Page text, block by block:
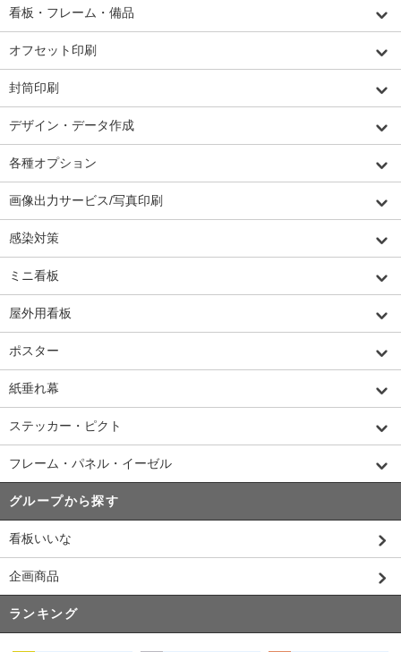
看板・フレーム・備品
オフセット印刷
封筒印刷
デザイン・データ作成
各種オプション
画像出力サービス/写真印刷
感染対策
ミニ看板
屋外用看板
ポスター
紙垂れ幕
ステッカー・ピクト
フレーム・パネル・イーゼル
グループから探す
看板いいな
企画商品
ランキング